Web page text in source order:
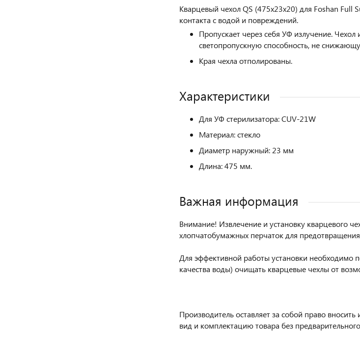
Кварцевый чехол QS (475x23x20) для Foshan
контакта с водой и повреждений.
Пропускает через себя УФ излучение.
светопропускную способность, не
Края чехла отполированы.
Характеристики
Для УФ стерилизатора: CUV-21W
Материал: стекло
Диаметр наружный: 23 мм
Длина: 475 мм.
Важная информация
Внимание! Извлечение и установку кварцевого
хлопчатобумажных перчаток для предотвращения
Для эффективной работы установки необходимо
качества воды) очищать кварцевые чехлы от
Производитель оставляет за собой право
вид и комплектацию товара без